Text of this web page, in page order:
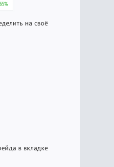
на своё
в вкладке